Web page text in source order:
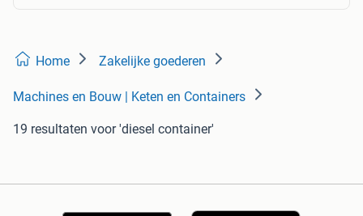
Home Zakelijke goederen
Machines en Bouw | Keten en Containers
19 resultaten voor 'diesel container'